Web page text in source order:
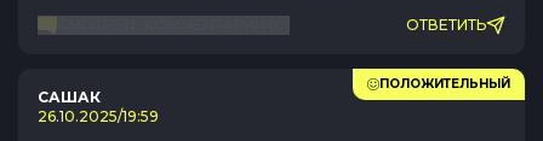
ОТВЕТИТЬ
ПОЛОЖИТЕЛЬНЫЙ
САШАК
26.10.2025/19:59